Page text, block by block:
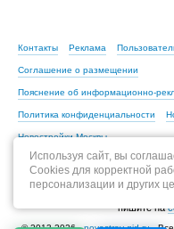
Контакты Реклама
Соглашение о размещении
Пояснение об информационно-
Политика конфиденциальности
Новостройки Москвы
По всем вопросам,
пишите на
Используя сайт, вы
Cookies для корректной
персонализации и других